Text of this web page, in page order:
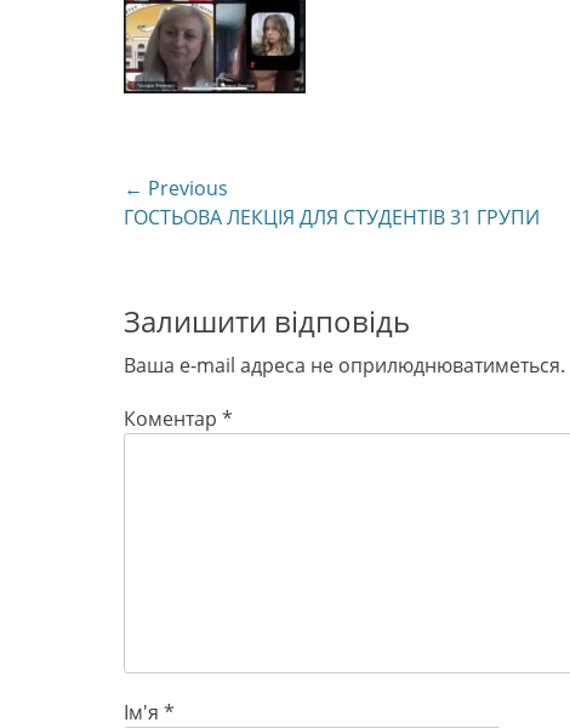
Навігація
записів
← Previous
Previous
ГОСТЬОВА ЛЕКЦІЯ ДЛЯ СТУДЕНТІВ 31 ГРУПИ
Залишити відповідь
Ваша e-mail адреса не оприлюднюватиметься.
Коментар *
Ім'я *